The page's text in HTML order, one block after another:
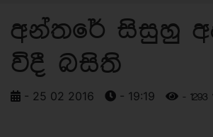
අන්තරේ සිසුහු
විදී බසිති
- 25 02 2016 - 19:19 -